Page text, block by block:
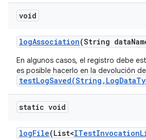
void
logAssociation(String data
En algunos casos, el registro debe
es posible hacerlo en la devolución
static void
logFile(List<ITestInvocation